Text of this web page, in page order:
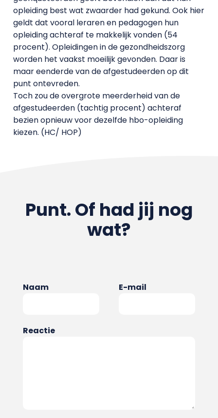
opleiding best wat zwaarder had gekund. Ook hier
geldt dat vooral leraren en pedagogen hun
opleiding achteraf te makkelijk vonden (54
procent). Opleidingen in de gezondheidszorg
worden het vaakst moeilijk gevonden. Daar is
maar eenderde van de afgestudeerden op dit
punt ontevreden.
Toch zou de overgrote meerderheid van de
afgestudeerden (tachtig procent) achteraf
bezien opnieuw voor dezelfde hbo-opleiding
kiezen. (HC/ HOP)
Punt. Of had jij nog
wat?
Naam E-mail
Reactie